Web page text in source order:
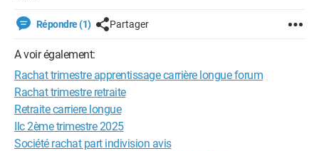
Répondre (1) Partager
A voir également:
Rachat trimestre apprentissage carrière longue forum
Rachat trimestre retraite
Retraite carriere longue
Ilc 2ème trimestre 2025
Société rachat part indivision avis